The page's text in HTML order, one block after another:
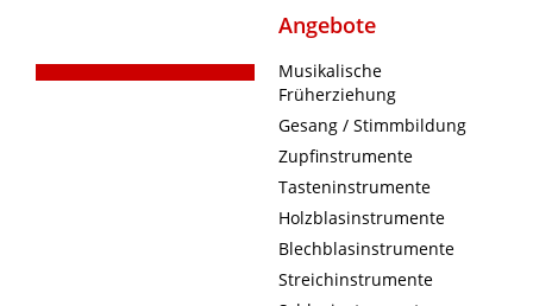
Angebote
Musikalische
Früherziehung
Gesang / Stimmbildung
Zupfinstrumente
Tasteninstrumente
Holzblasinstrumente
Blechblasinstrumente
Streichinstrumente